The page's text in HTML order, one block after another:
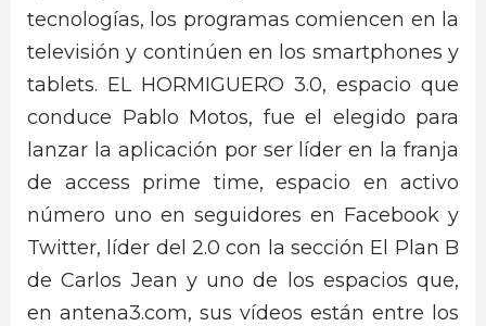
tecnologías, los programas comiencen en la
televisión y continúen en los smartphones y
tablets. EL HORMIGUERO 3.0, espacio que
conduce Pablo Motos, fue el elegido para
lanzar la aplicación por ser líder en la franja
de access prime time, espacio en activo
número uno en seguidores en Facebook y
Twitter, líder del 2.0 con la sección El Plan B
de Carlos Jean y uno de los espacios que,
en antena3.com, sus vídeos están entre los